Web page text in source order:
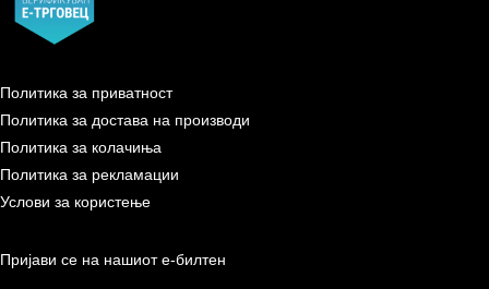
Политика за приватност
Политика за достава на производи
Политика за колачиња
Политика за рекламации
Услови за користење
Пријави се на нашиот е-билтен